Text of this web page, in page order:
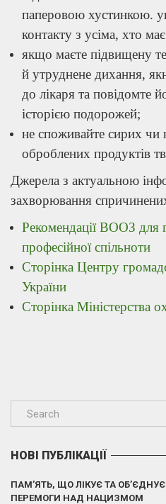
паперовою хустинкою.
контакту з усіма, хто
якщо маєте підвищену
й утруднене дихання,
до лікаря та повідомте
історією подорожей;
не споживайте сирих чи
оброблених продуктів
Джерела з актуальною
захворювання
Рекомендації ВООЗ для
професійної спільноти
Сторінка Центру
України
Сторінка Міністерства
НОВІ ПУБЛІКАЦІЇ
ПАМ’ЯТЬ, ЩО ЛІКУЄ ТА
ПЕРЕМОГИ НАД НАЦИЗМОМ